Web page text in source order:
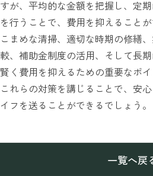
すが、平均的な金額を把握し、定
を行うことで、費用を抑えることが
こまめな清掃、適切な時期の修繕
較、補助金制度の活用、そして長期
賢く費用を抑えるための重要なポイ
これらの対策を講じることで、安
イフを送ることができるでしょう。
一覧へ戻